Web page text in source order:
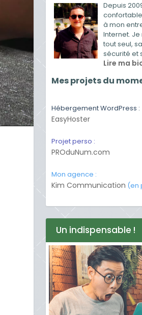
Depuis
à mon
Internet.
tout seul,
sécurité et
Lire ma
Mes projets du
Hébergement WordPress :
EasyHoster
Projet perso :
PROduNum.com
Mon agence :
Kim Communication (en
Un indispensable !